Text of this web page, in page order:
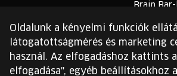
Brain
TLDR
Általános Szerződési
Feltételek
Sütikezelési Szabályzat
Oldalunk a kényelmi funkciók
látogatottságmérés és marketing
használ. Az elfogadáshoz kattints
elfogadása", egyéb beállításokhoz